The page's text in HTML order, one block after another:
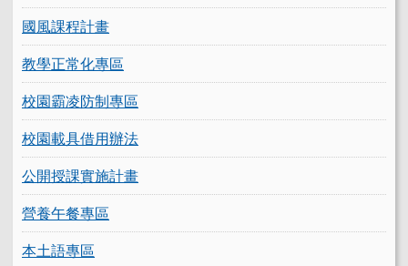
國風課程計畫
教學正常化專區
校園霸凌防制專區
校園載具借用辦法
公開授課實施計畫
營養午餐專區
本土語專區